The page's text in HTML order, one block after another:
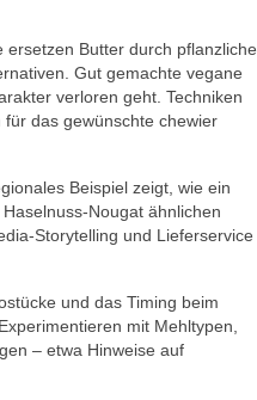
Butter durch pflanzliche
Gut gemachte vegane
verloren geht. Techniken
das gewünschte chewier
Beispiel zeigt, wie ein
Nougat ähnlichen
Storytelling und Lieferservice
und das Timing beim
mit Mehltypen,
– etwa Hinweise auf